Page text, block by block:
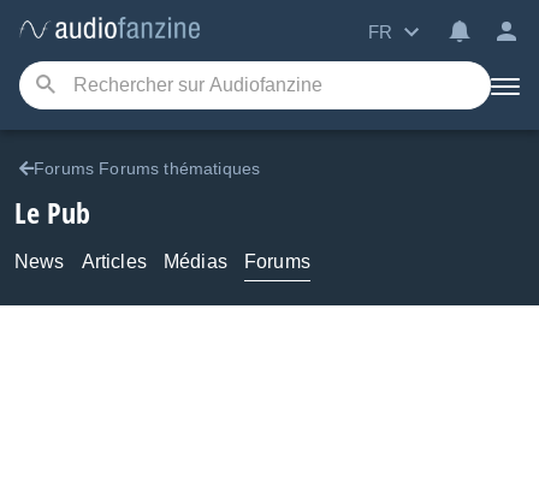
FR
Forums Forums thématiques
Le Pub
News Articles Médias Forums